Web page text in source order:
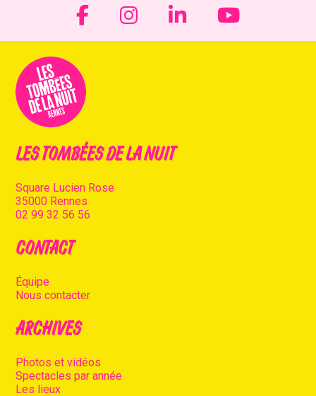
LES TOMBÉES DE LA NUIT
Square Lucien Rose
35000 Rennes
02 99 32 56 56
CONTACT
Équipe
Nous contacter
ARCHIVES
Photos et vidéos
Spectacles par année
Les lieux